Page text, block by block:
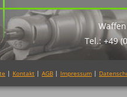
Tel.: +49
| Kontakt | AGB | Impressum |